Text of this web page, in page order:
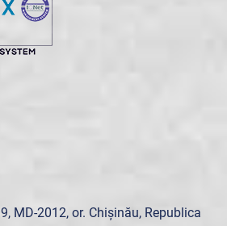
MD-2012, or. Chișinău, Republica